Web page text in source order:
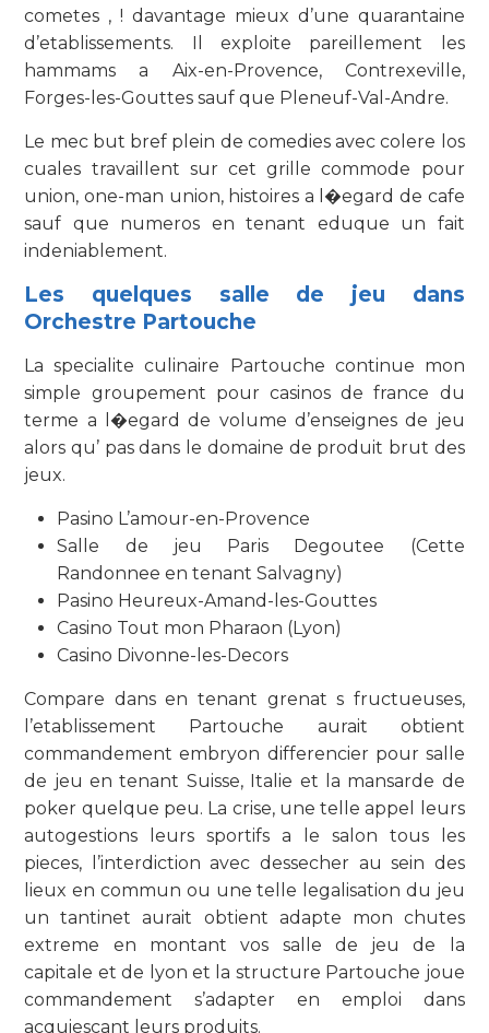
cometes , ! davantage mieux d’une quarantaine
d’etablissements. Il exploite pareillement les
hammams a Aix-en-Provence, Contrexeville,
Forges-les-Gouttes sauf que Pleneuf-Val-Andre.
Le mec but bref plein de comedies avec colere los
cuales travaillent sur cet grille commode pour
union, one-man union, histoires a l�egard de cafe
sauf que numeros en tenant eduque un fait
indeniablement.
Les quelques salle de jeu dans
Orchestre Partouche
La specialite culinaire Partouche continue mon
simple groupement pour casinos de france du
terme a l�egard de volume d’enseignes de jeu
alors qu’ pas dans le domaine de produit brut des
jeux.
Pasino L’amour-en-Provence
Salle de jeu Paris Degoutee (Cette
Randonnee en tenant Salvagny)
Pasino Heureux-Amand-les-Gouttes
Casino Tout mon Pharaon (Lyon)
Casino Divonne-les-Decors
Compare dans en tenant grenat s fructueuses,
l’etablissement Partouche aurait obtient
commandement embryon differencier pour salle
de jeu en tenant Suisse, Italie et la mansarde de
poker quelque peu. La crise, une telle appel leurs
autogestions leurs sportifs a le salon tous les
pieces, l’interdiction avec dessecher au sein des
lieux en commun ou une telle legalisation du jeu
un tantinet aurait obtient adapte mon chutes
extreme en montant vos salle de jeu de la
capitale et de lyon et la structure Partouche joue
commandement s’adapter en emploi dans
acquiescant leurs produits.